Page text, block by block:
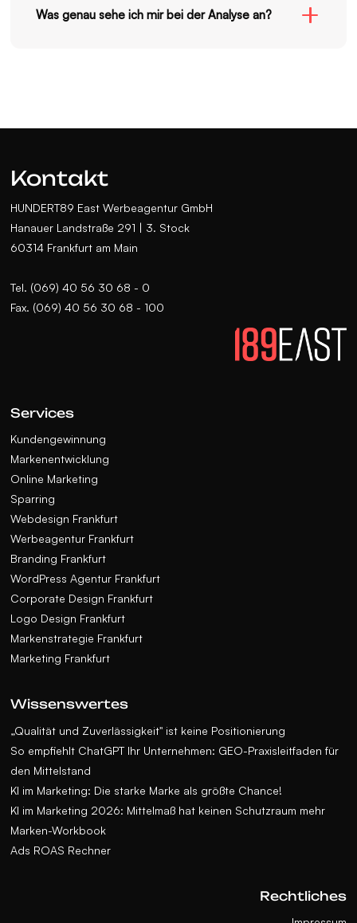
machen – nicht künstlich anders zu wirken.
Was genau sehe ich mir bei der Analyse an?
die Lösung eines Problems angeboten oder einfach nur ein
Kontakt
HUNDERT89 East Werbeagentur GmbH
Hanauer Landstraße 291 | 3. Stock
60314 Frankfurt am Main
Tel. (069) 40 56 30 68 - 0
Fax. (069) 40 56 30 68 - 100
Services
Kundengewinnung
Markenentwicklung
Online Marketing
Sparring
Webdesign Frankfurt
Werbeagentur Frankfurt
Branding Frankfurt
WordPress Agentur Frankfurt
Corporate Design Frankfurt
Logo Design Frankfurt
Markenstrategie Frankfurt
Marketing Frankfurt
Wissenswertes
„Qualität und Zuverlässigkeit" ist keine Positionierung
So empfiehlt ChatGPT Ihr Unternehmen: GEO-Praxisleitfaden für
den Mittelstand
KI im Marketing: Die starke Marke als größte Chance!
KI im Marketing 2026: Mittelmaß hat keinen Schutzraum mehr
Marken-Workbook
Ads ROAS Rechner
Rechtliches